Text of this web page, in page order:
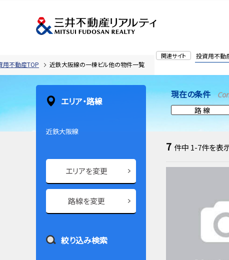
関連サイト 投資用不動
用不動産TOP 近鉄大阪線の一棟ビル他の物件一覧
現在の条件
路 線
7 件中 1-7件を表
エリア・路線
近鉄大阪線
エリアを変更
路線を変更
絞り込み検索